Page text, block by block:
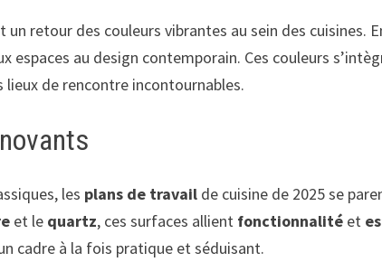
un retour des couleurs vibrantes au sein des cuisines.
espaces au design contemporain. Ces couleurs
de rencontre incontournables.
les plans de travail de cuisine de 2025 se
et le quartz, ces surfaces allient fonctionnalité et
cadre à la fois pratique et séduisant.